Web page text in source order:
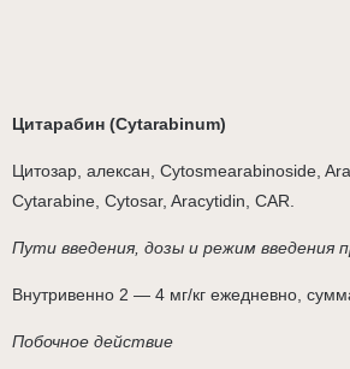
Цитарабин (Cytarabinum)
Цитозар, алексан, Cytosmearabinoside,
Cytarabine, Cytosar, Aracytidin, CAR.
Пути введения, дозы и режим введения
Внутривенно 2 — 4 мг/кг ежедневно,
Побочное действие